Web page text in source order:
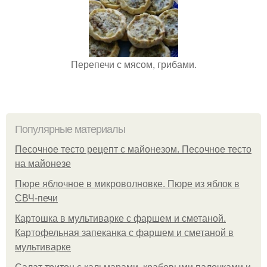
Перепечи с мясом, грибами.
Популярные материалы
Песочное тесто рецепт с майонезом. Песочное тесто
на майонезе
Пюре яблочное в микроволновке. Пюре из яблок в
СВЧ-печи
Картошка в мультиварке с фаршем и сметаной.
Картофельная запеканка с фаршем и сметаной в
мультиварке